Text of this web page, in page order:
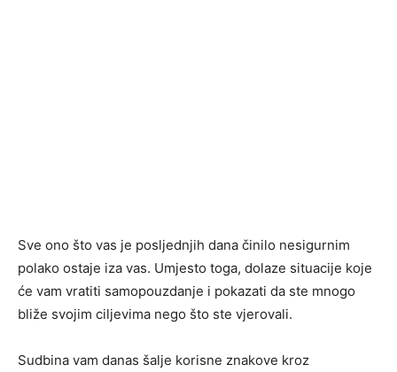
Sve ono što vas je posljednjih dana činilo nesigurnim
polako ostaje iza vas. Umjesto toga, dolaze situacije koje
će vam vratiti samopouzdanje i pokazati da ste mnogo
bliže svojim ciljevima nego što ste vjerovali.
Sudbina vam danas šalje korisne znakove kroz